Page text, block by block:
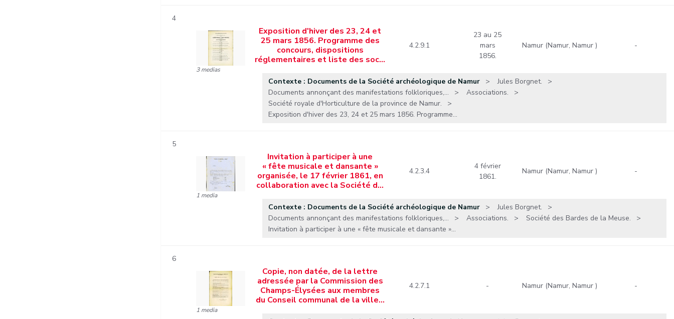
4
3 medias
Exposition d'hiver des 23, 24 et
25 mars 1856. Programme des
concours, dispositions
réglementaires et liste des soc…
4.2.9.1
23 au 25
mars
1856.
Namur (Namur, Namur ) -
Contexte : Documents de la Société archéologique de Namur
Jules Borgnet.
Documents annonçant des manifestations folkloriques,...
Associations.
Société royale d'Horticulture de la province de Namur.
Exposition d'hiver des 23, 24 et 25 mars 1856. Programme...
5
1 media
Invitation à participer à une
« fête musicale et dansante »
organisée, le 17 février 1861, en
collaboration avec la Société d…
4.2.3.4
4 février
1861.
Namur (Namur, Namur ) -
Contexte : Documents de la Société archéologique de Namur
Jules Borgnet.
Documents annonçant des manifestations folkloriques,...
Associations.
Société des Bardes de la Meuse.
Invitation à participer à une « fête musicale et dansante »...
6
1 media
Copie, non datée, de la lettre
adressée par la Commission des
Champs-Élysées aux membres
du Conseil communal de la ville…
4.2.7.1 - Namur (Namur, Namur ) -